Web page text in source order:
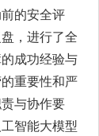
的安全评
，进行了全
成功经验与
重要性和严
与协作要
智能大模型